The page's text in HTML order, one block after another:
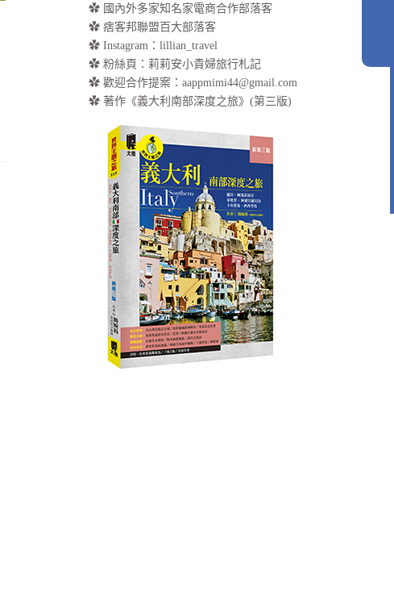
✿ 國內外多家知名家電商合作部落客
✿ 痞客邦聯盟百大部落客
✿Instagram：lillian_travel
✿粉絲頁：莉莉安小貴婦旅行札記
✿ 歡迎合作提案：aappmimi44@gmail.com
✿ 著作《義大利南部深度之旅》(第三版)